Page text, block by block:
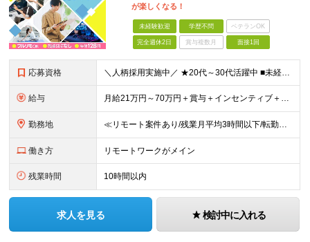
が楽しくなる！
未経験歓迎 学歴不問 ベテランOK
完全週休2日 賞与複数月 面接1回
応募資格 ＼人柄採用実施中／ ★20代～30代活躍中 ■未経験OK ■学歴不問 ■第二新卒歓迎 ■ブランクOK 【こんな方、ぴったりです！】 □ コミュニケーションを大切にできる方 →チーム連携やクライアント
給与 月給21万円～70万円＋賞与＋インセンティブ＋各種手当 ◎インセンティブ 5万～90万円等の支給実績あり！ 貴方の頑張りをしっかり評価します。 【各種手当】 ■賞与年1回 ■昇給年1回（初年度は2
勤務地 ≪リモート案件あり/残業月平均3時間以下/転勤なし/駅から徒歩4分≫ 東京本社、または関東・関西のプロジェクト先 【本社】 東京都豊島区東池袋一丁目17番11号 パークハイツ池袋1105号 【大阪
働き方 リモートワークがメイン
残業時間 10時間以内
求人を見る 検討中に入れる